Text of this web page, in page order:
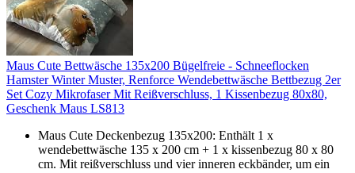
Maus Cute Bettwäsche 135x200 Bügelfreie - Schneeflocken
Hamster Winter Muster, Renforce Wendebettwäsche Bettbezug 2er
Set Cozy Mikrofaser Mit Reißverschluss, 1 Kissenbezug 80x80,
Geschenk Maus LS813
Maus Cute Deckenbezug 135x200: Enthält 1 x
wendebettwäsche 135 x 200 cm + 1 x kissenbezug 80 x 80
cm. Mit reißverschluss und vier inneren eckbänder, um ein